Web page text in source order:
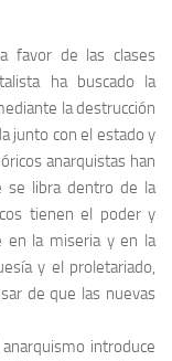
favor de las clases
ha buscado la
la destrucción
junto con el estado y
anarquistas han
se libra dentro de la
tienen el poder y
en la miseria y en la
y el proletariado,
de que las nuevas
introduce